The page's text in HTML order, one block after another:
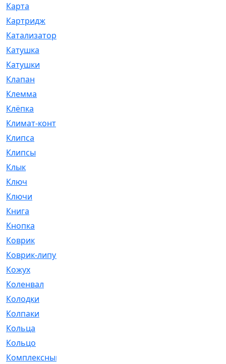
Карта
Картридж
Катализатор
Катушка
Катушки
Клапан
Клемма
Клёпка
Климат-контроль
Клипса
Клипсы
Клык
Ключ
Ключи
Книга
Кнопка
Коврик
Коврик-липучка
Кожух
Коленвал
Колодки
Колпаки
Кольца
Кольцо
Комплексный